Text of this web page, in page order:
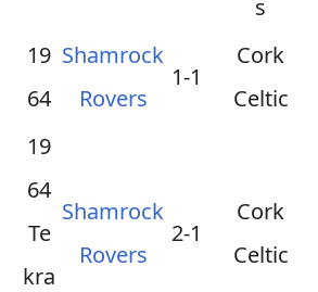
s
19
64
Shamrock
Rovers
1-1
Cork
Celtic
19
64
Te
kra
Shamrock
Rovers
2-1
Cork
Celtic